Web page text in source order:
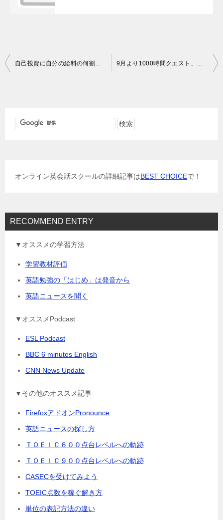
投
オンライン英会話スクールの詳細記事はBEST CHOICEで！
RECOMMEND ENTRY
▼オススメの学習方法
学習教材評価
英語勉強の「はじめ」は発音から
英語ニュースを聞く
▼オススメPodcast
ESL Podcast
BBC 6 minutes English
CNN News Update
▼その他のオススメ記事
FirefoxアドオンPronounce
英語ニュースの探し方
ＴＯＥＩＣ６００点台レベルへの軌跡
ＴＯＥＩＣ９００点台レベルへの軌跡
CASECを受けてみよう
TOEIC点数を稼ぐ解き方
単位の表記方法の違い